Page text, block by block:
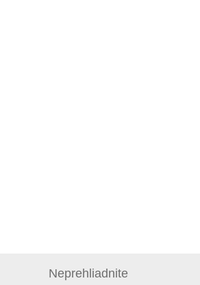
Neprehliadnite